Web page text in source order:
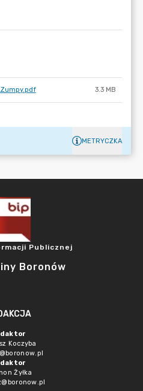
3.3 MB
METRYCZKA
Publicznej
Boronów
Koczyba
Żyłka